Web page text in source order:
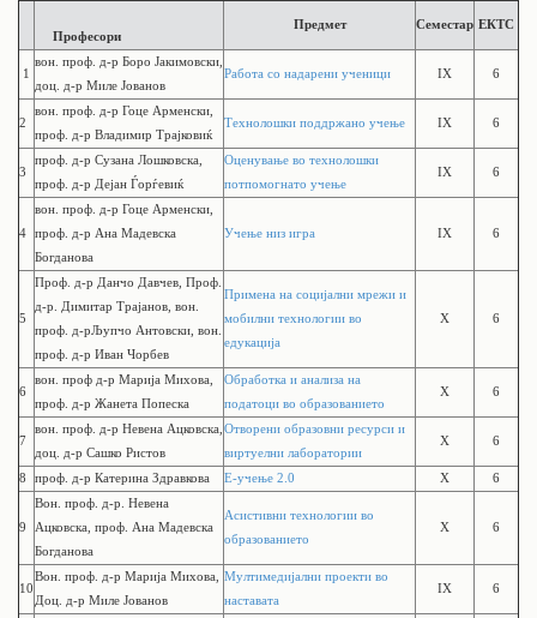
Професори
Предмет Семестар ЕКТС
1
вон. проф. д-р Боро Јакимовски,
доц. д-р Миле Јованов
Работа со надарени ученици IX 6
2
вон. проф. д-р Гоце Арменски,
проф. д-р Владимир Трајковиќ
Технолошки поддржано учење IX 6
3
проф. д-р Сузана Лошковска,
проф. д-р Дејан Ѓорѓевиќ
Оценување во технолошки
потпомогнато учење
IX 6
4
вон. проф. д-р Гоце Арменски,
проф. д-р Ана Мадевска
Богданова
Учење низ игра IX 6
5
Проф. д-р Данчо Давчев, Проф.
д-р. Димитар Трајанов, вон.
проф. д-рЉупчо Антовски, вон.
проф. д-р Иван Чорбев
Примена на социјални мрежи и
мобилни технологии во
едукација
X 6
6
вон. проф д-р Марија Михова,
проф. д-р Жанета Попеска
Обработка и анализа на
податоци во образованието
X 6
7
вон. проф. д-р Невена Ацковска,
доц. д-р Сашко Ристов
Отворени образовни ресурси и
виртуелни лаборатории
X 6
8 проф. д-р Катерина Здравкова Е-учење 2.0 X 6
9
Вон. проф. д-р. Невена
Ацковска, проф. Ана Мадевска
Богданова
Асистивни технологии во
образованието
X 6
10
Вон. проф. д-р Марија Михова,
Доц. д-р Миле Јованов
Мултимедијални проекти во
наставата
IX 6